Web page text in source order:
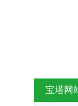
宝塔网